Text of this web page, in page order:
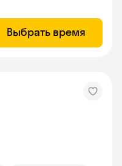
Выбрать время